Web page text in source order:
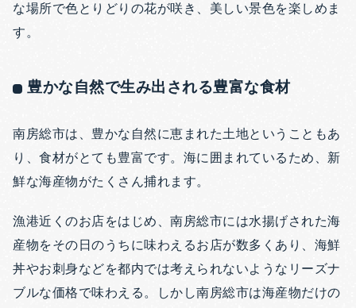
な場所で色とりどりの花が咲き、美しい景色を楽しめま
す。
豊かな自然で生み出される豊富な食材
南房総市は、豊かな自然に恵まれた土地ということもあ
り、食材がとても豊富です。海に囲まれているため、新
鮮な海産物がたくさん捕れます。
漁港近くのお店をはじめ、南房総市には水揚げされた海
産物をその日のうちに味わえるお店が数多くあり、海鮮
丼やお刺身などを都内では考えられないようなリーズナ
ブルな価格で味わえる。しかし南房総市は海産物だけの